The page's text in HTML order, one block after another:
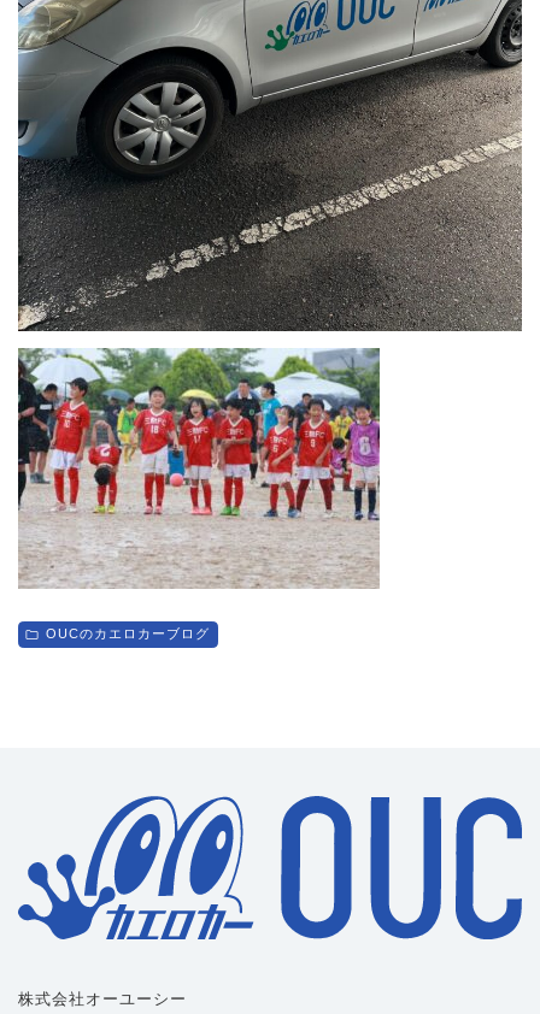
OUCのカエロカーブログ
株式会社オーユーシー